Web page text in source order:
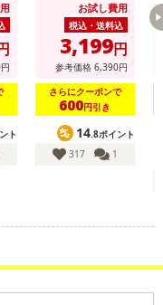
カレー味」
円
ト
お試し費用
税込・送料込
3,199円
参考価格 6,390円
さらにクーポンで
600円引き
14.8ポイント
317
1